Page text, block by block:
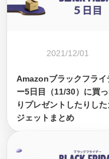
2021/12/01
Amazonブラックフライ
ー5日目（11/30）に買
りプレゼントしたりした
ジェットまとめ